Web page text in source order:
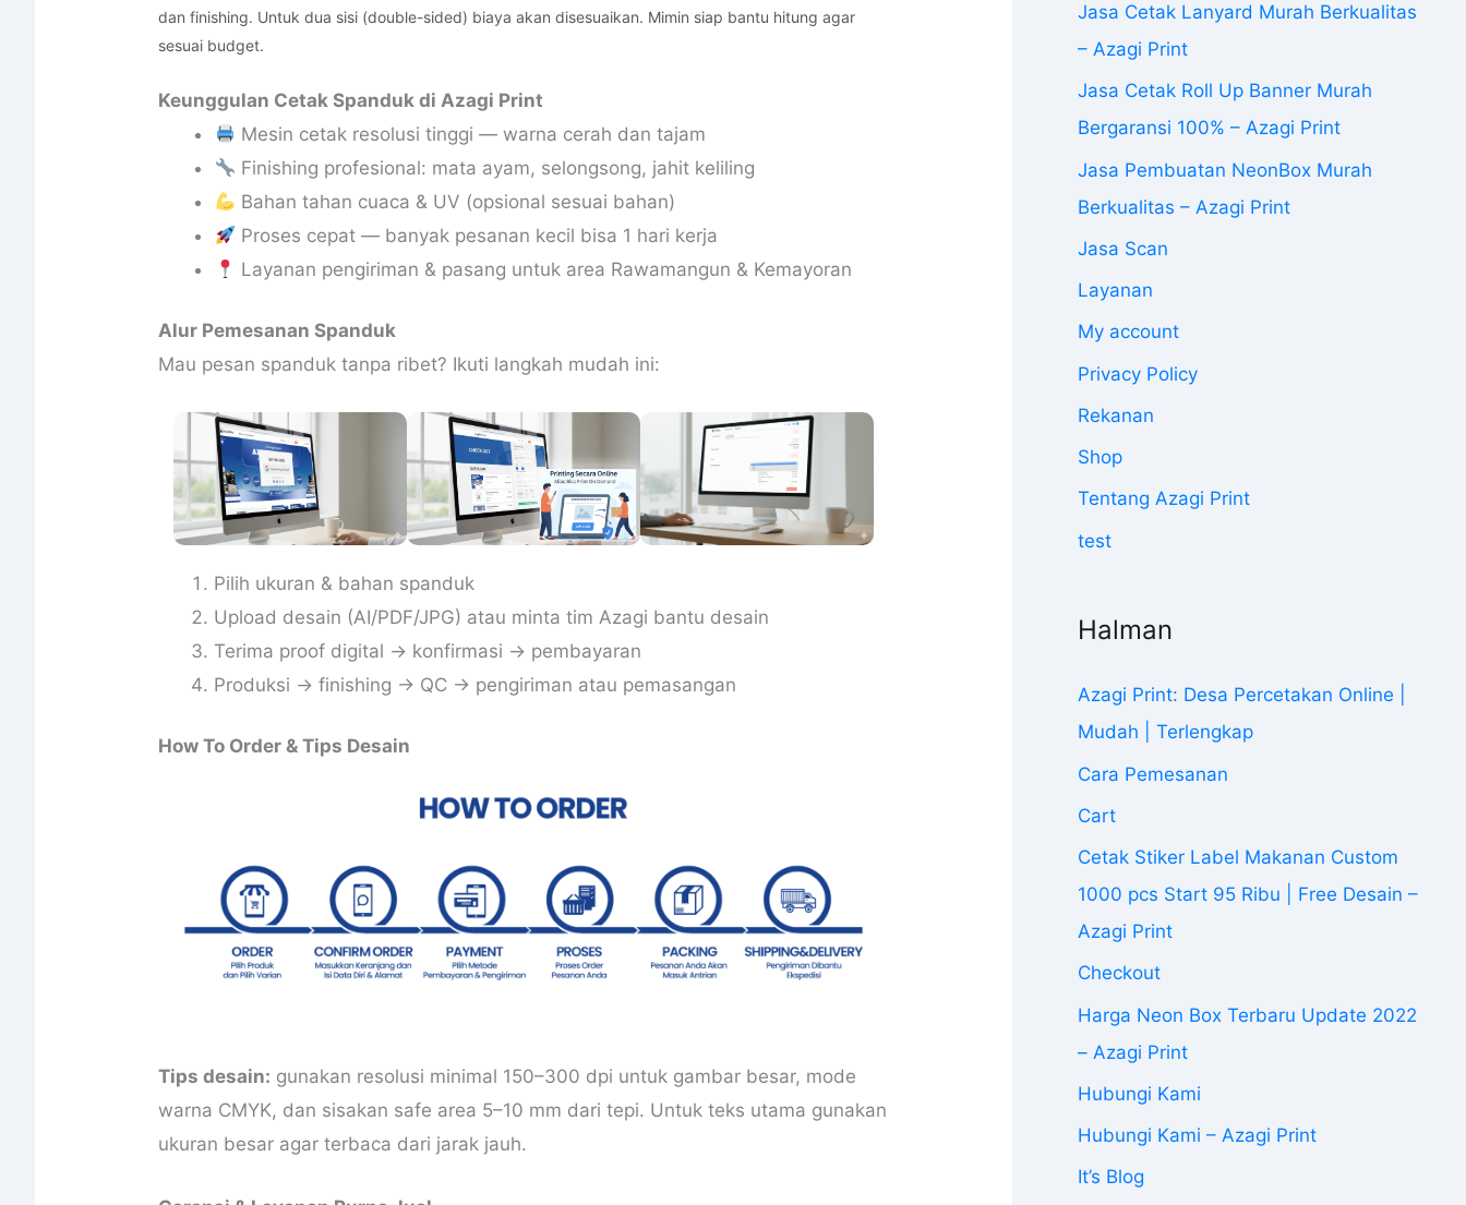
dan finishing. Untuk dua sisi (double-sided) biaya akan disesuaikan. Mimin siap bantu hitung agar
sesuai budget.
Keunggulan Cetak Spanduk di Azagi Print
Mesin cetak resolusi tinggi — warna cerah dan tajam
Finishing profesional: mata ayam, selongsong, jahit keliling
Bahan tahan cuaca & UV (opsional sesuai bahan)
Proses cepat — banyak pesanan kecil bisa 1 hari kerja
Layanan pengiriman & pasang untuk area Rawamangun & Kemayoran
Alur Pemesanan Spanduk
Mau pesan spanduk tanpa ribet? Ikuti langkah mudah ini:
Pilih ukuran & bahan spanduk
Upload desain (AI/PDF/JPG) atau minta tim Azagi bantu desain
Terima proof digital → konfirmasi → pembayaran
Produksi → finishing → QC → pengiriman atau pemasangan
How To Order & Tips Desain
Tips desain: gunakan resolusi minimal 150–300 dpi untuk gambar besar, mode
warna CMYK, dan sisakan safe area 5–10 mm dari tepi. Untuk teks utama gunakan
ukuran besar agar terbaca dari jarak jauh.
Jasa Cetak Lanyard Murah Berkualitas
– Azagi Print
Jasa Cetak Roll Up Banner Murah
Bergaransi 100% – Azagi Print
Jasa Pembuatan NeonBox Murah
Berkualitas – Azagi Print
Jasa Scan
Layanan
My account
Privacy Policy
Rekanan
Shop
Tentang Azagi Print
test
Halman
Azagi Print: Desa Percetakan Online |
Mudah | Terlengkap
Cara Pemesanan
Cart
Cetak Stiker Label Makanan Custom
1000 pcs Start 95 Ribu | Free Desain –
Azagi Print
Checkout
Harga Neon Box Terbaru Update 2022
– Azagi Print
Hubungi Kami
Hubungi Kami – Azagi Print
It’s Blog